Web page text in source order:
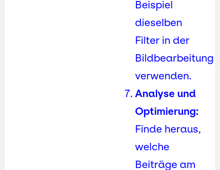
Beispiel
dieselben
Filter in der
Bildbearbeitung
verwenden.
Analyse und
Optimierung:
Finde heraus,
welche
Beiträge am